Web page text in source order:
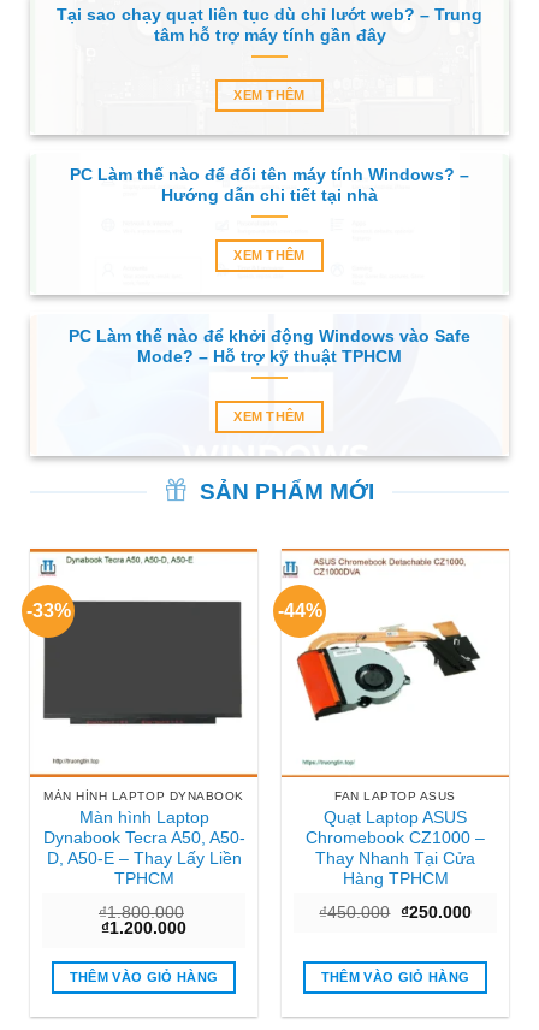
Tại sao chạy quạt liên tục dù chỉ lướt web? – Trung
tâm hỗ trợ máy tính gần đây
XEM THÊM
PC Làm thế nào để đổi tên máy tính Windows? –
Hướng dẫn chi tiết tại nhà
XEM THÊM
PC Làm thế nào để khởi động Windows vào Safe
Mode? – Hỗ trợ kỹ thuật TPHCM
XEM THÊM
SẢN PHẨM MỚI
-33%
MÀN HÌNH LAPTOP DYNABOOK
Màn hình Laptop
Dynabook Tecra A50, A50-
D, A50-E – Thay Lấy Liền
TPHCM
₫1.800.000
Giá
là:
₫1.800.000.
₫1.200.000Giá
tại
là:
₫1.200.000.
THÊM VÀO GIỎ HÀNG
-44%
FAN LAPTOP ASUS
Quạt Laptop ASUS
Chromebook CZ1000 –
Thay Nhanh Tại Cửa
Hàng TPHCM
₫450.000 Giá
₫450.000.
₫250.000Giá
là:
THÊM VÀO GIỎ HÀNG